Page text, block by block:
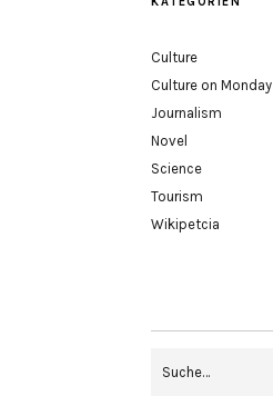
Culture
Culture on Monday
Journalism
Novel
Science
Tourism
Wikipetcia